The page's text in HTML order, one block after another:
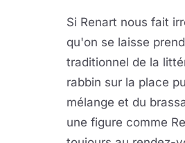
Si Renart nous fait
qu'on se laisse
traditionnel de la
rabbin sur la place
mélange et du
une figure comme